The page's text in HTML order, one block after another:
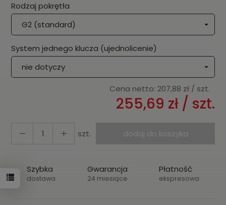
Rodzaj pokrętła
G2 (standard)
System jednego klucza (ujednolicenie)
nie dotyczy
Cena netto: 207,88 zł/ szt.
255,69 zł/ szt.
szt. dodaj do koszyka
Szybka
dostawa
Gwarancja
24 miesiące
Płatność
ekspresowa